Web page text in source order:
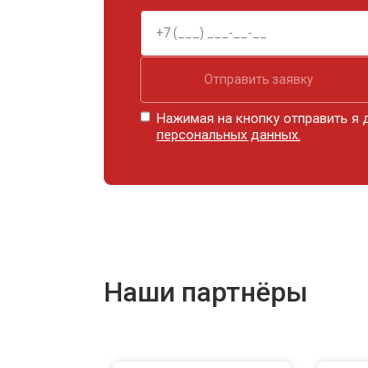
Отправить заявку
Нажимая на кнопку отправить я
персональных данных.
Наши партнёры